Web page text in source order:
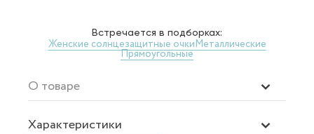
Встречается в подборках:
Женские солнцезащитные очкиМеталлические
Прямоугольные
О товаре
Характеристики